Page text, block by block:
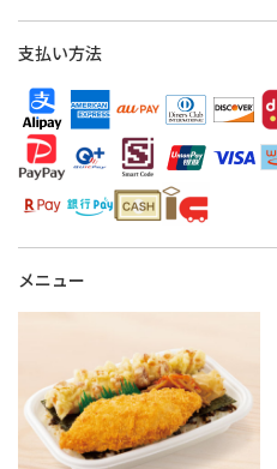
支払い方法
メニュー